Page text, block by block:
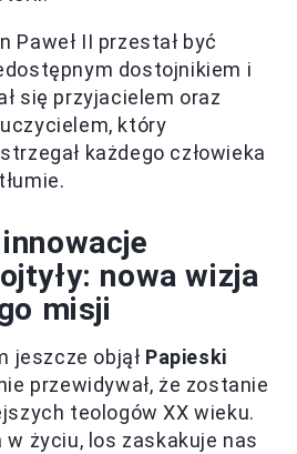
Paweł II przestał być
dostojnikiem i
się przyjacielem oraz
który
każdego człowieka
nowa wizja
misji
jeszcze objął Papieski
przewidywał, że zostanie
teologów XX wieku.
życiu, los zaskakuje nas